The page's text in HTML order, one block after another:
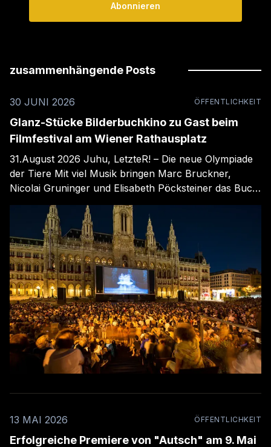
Abonnieren
zusammenhängende Posts
30 JUNI 2026 ÖFFENTLICHKEIT
Glanz-Stücke Bilderbuchkino zu Gast beim
Filmfestival am Wiener Rathausplatz
31.August 2026 Juhu, LetzteR! – Die neue Olympiade
der Tiere Mit viel Musik bringen Marc Bruckner,
Nicolai Gruninger und Elisabeth Pöcksteiner das Buch
„Juhu, LetzeR! – Die neue Olympiade der Tiere“
stimmungsvoll auf die Bühne. Das Publikum erwartet
eine lebendige Mischung aus Humor, Rhythmus und
tierischen Abenteuern. Link zum Veranstalter
13 MAI 2026 ÖFFENTLICHKEIT
Erfolgreiche Premiere von "Autsch" am 9. Mai